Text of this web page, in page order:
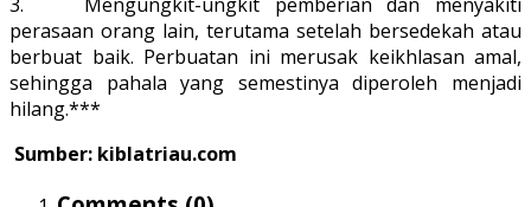
perasaan orang lain, terutama setelah bersedekah atau
berbuat baik. Perbuatan ini merusak keikhlasan amal,
sehingga pahala yang semestinya diperoleh menjadi
hilang.***
Sumber: kiblatriau.com